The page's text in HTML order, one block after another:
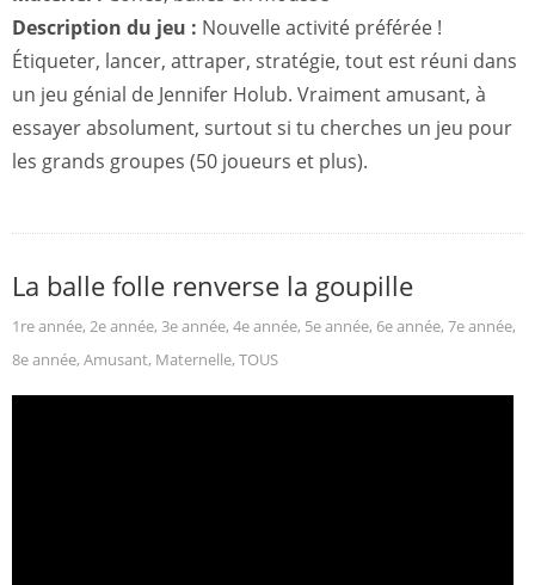
Description du jeu : Nouvelle activité préférée !
Étiqueter, lancer, attraper, stratégie, tout est réuni dans
un jeu génial de Jennifer Holub. Vraiment amusant, à
essayer absolument, surtout si tu cherches un jeu pour
les grands groupes (50 joueurs et plus).
La balle folle renverse la goupille
1re année, 2e année, 3e année, 4e année, 5e année, 6e année, 7e année,
8e année, Amusant, Maternelle, TOUS